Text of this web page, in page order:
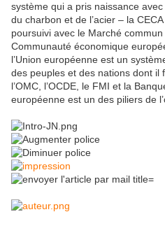
système qui a pris naissance
du charbon et de l’acier – la
poursuivi avec le Marché
Communauté économique
l’Union européenne est un
des peuples et des nations dont il
l’OMC, l’OCDE, le FMI et la
européenne est un des piliers de